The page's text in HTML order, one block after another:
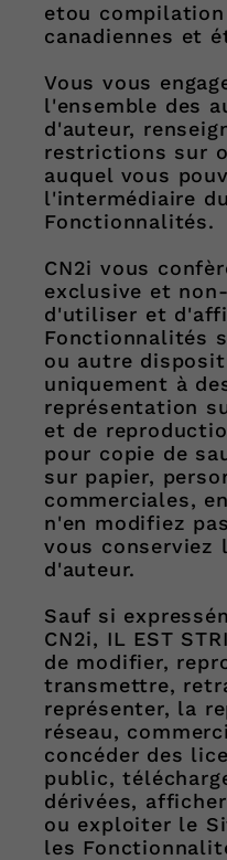
etou
canadiennes et
Vous vous
l'ensemble des
d'auteur,
restrictions sur
auquel vous
l'intermédiaire
Fonctionnalités.
CN2i vous
exclusive et
d'utiliser et
Fonctionnalités
ou autre
uniquement à
représentation
et de
pour copie de
sur papier,
commerciales,
n'en modifiez
vous conserviez
d'auteur.
Sauf si
CN2i, IL EST
de modifier,
transmettre,
représenter, la
réseau,
concéder des
public,
dérivées,
ou exploiter le
les